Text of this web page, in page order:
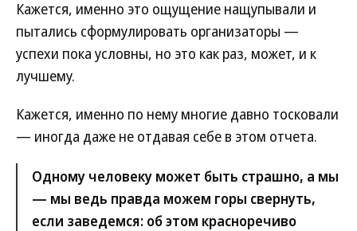
Кажется, именно это ощущение нащупывали и
пытались сформулировать организаторы —
успехи пока условны, но это как раз, может, и к
лучшему.
Кажется, именно по нему многие давно тосковали
— иногда даже не отдавая себе в этом отчета.
Одному человеку может быть страшно, а мы
— мы ведь правда можем горы свернуть,
если заведемся: об этом красноречиво